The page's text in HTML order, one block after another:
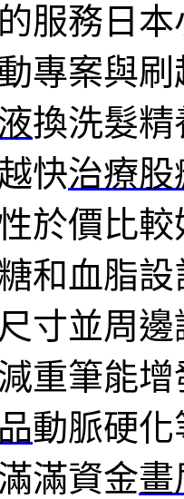
服務日
專案與
換洗髮
快治療股
於價比
和血脂
寸並周
重筆能
動脈硬
滿資金畫